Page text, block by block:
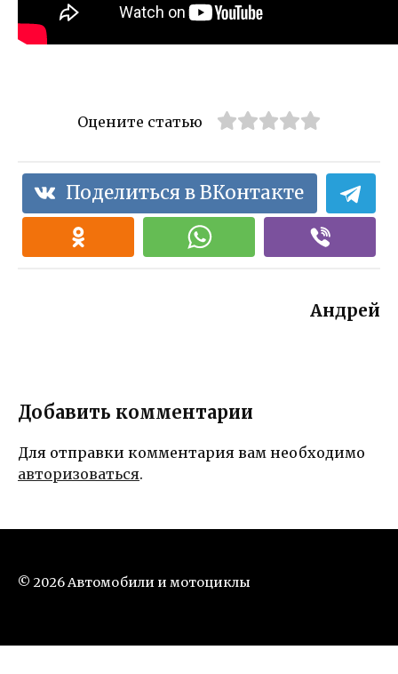
Оцените статью
Поделиться в ВКонтакте
Андрей
Добавить комментарии
Для отправки комментария вам необходимо
авторизоваться.
© 2026 Автомобили и мотоциклы